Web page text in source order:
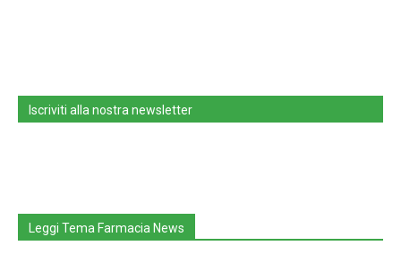
Iscriviti alla nostra newsletter
Leggi Tema Farmacia News